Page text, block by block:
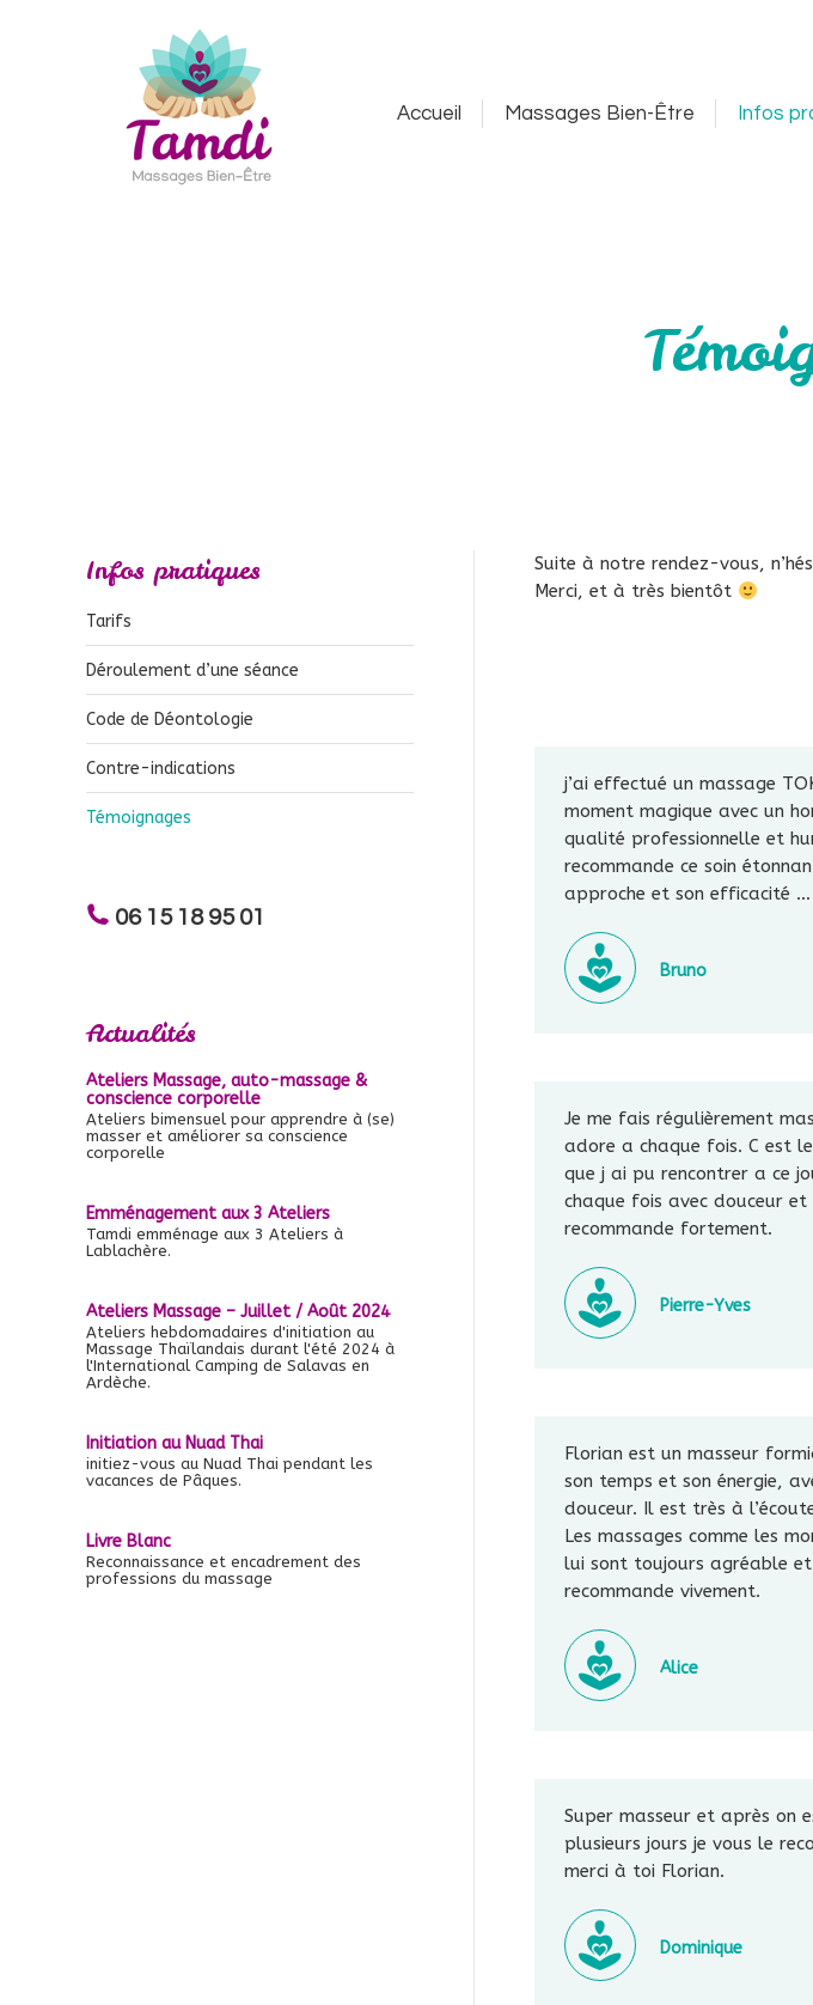
Accueil Massages Bien-Être Infos
Suite à notre rendez-vous,
Merci, et à très bientôt
j’ai effectué un massage
moment magique avec un
qualité professionnelle et
recommande ce soin
approche et son efficacité …
Bruno
Je me fais régulièrement
adore a chaque fois. C est
que j ai pu rencontrer a ce
chaque fois avec douceur et
recommande fortement.
Pierre-Yves
Florian est un masseur
son temps et son énergie,
douceur. Il est très à
Les massages comme les
lui sont toujours agréable et
recommande vivement.
Alice
Super masseur et après on
plusieurs jours je vous le
merci à toi Florian.
Dominique
Infos pratiques
Tarifs
Déroulement d’une séance
Code de Déontologie
Contre-indications
Témoignages
06 15 18 95 01
Actualités
Ateliers Massage, auto-massage &
conscience corporelle
Ateliers bimensuel pour apprendre à (se)
masser et améliorer sa conscience
corporelle
Emménagement aux 3 Ateliers
Tamdi emménage aux 3 Ateliers à
Lablachère.
Ateliers Massage – Juillet / Août 2024
Ateliers hebdomadaires d'initiation au
Massage Thaïlandais durant l'été 2024 à
l'International Camping de Salavas en
Ardèche.
Initiation au Nuad Thai
initiez-vous au Nuad Thai pendant les
vacances de Pâques.
Livre Blanc
Reconnaissance et encadrement des
professions du massage